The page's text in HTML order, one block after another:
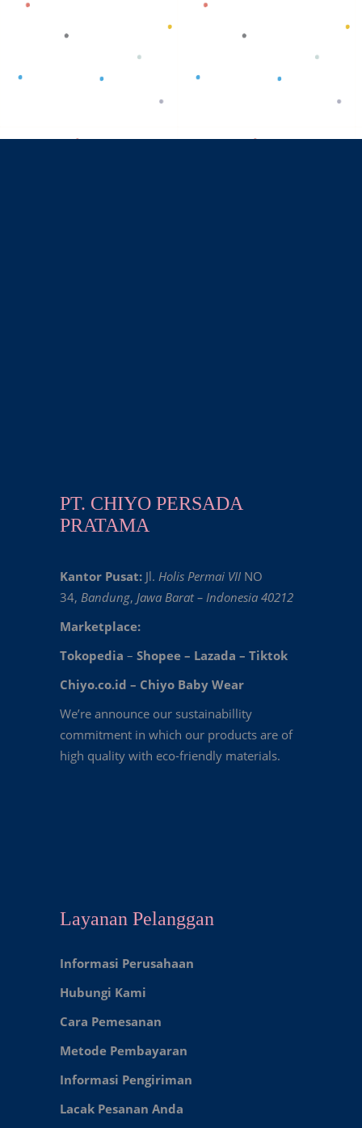
PT. CHIYO PERSADA
PRATAMA
Kantor Pusat: Jl. Holis Permai VII NO
34, Bandung, Jawa Barat – Indonesia 40212
Marketplace:
Tokopedia – Shopee – Lazada – Tiktok
Chiyo.co.id – Chiyo Baby Wear
We’re announce our sustainabillity
commitment in which our products are of
high quality with eco-friendly materials.
Layanan Pelanggan
Informasi Perusahaan
Hubungi Kami
Cara Pemesanan
Metode Pembayaran
Informasi Pengiriman
Lacak Pesanan Anda